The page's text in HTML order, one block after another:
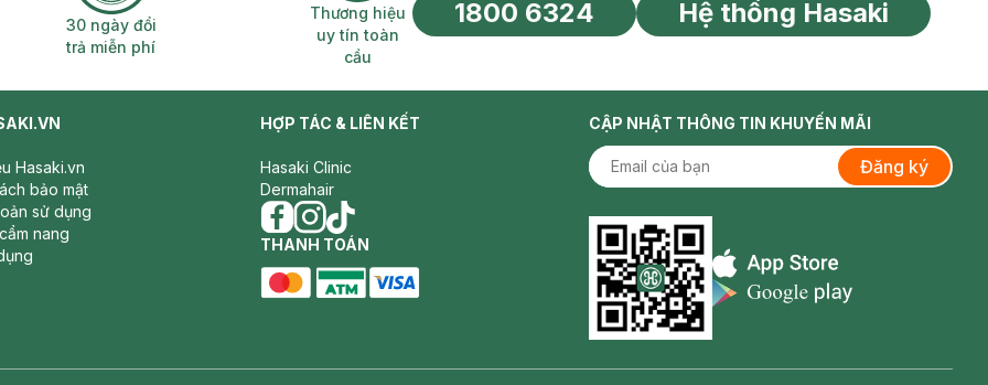
2H 30 ngày đổi trả miễn phí
30 ngày đổi
trả miễn phí
Thương hiệu uy tín toàn cầu
Thương hiệu
uy tín toàn
cầu
1800 6324 Hệ thống Hasaki
Hasaki.vn
bảo mật
sử dụng
nang
HỢP TÁC & LIÊN KẾT
Hasaki Clinic
Dermahair
facebook
instagram
tiktok
THANH TOÁN
CẬP NHẬT THÔNG TIN KHUYẾN MÃI
Đăng ký
Appstore icon